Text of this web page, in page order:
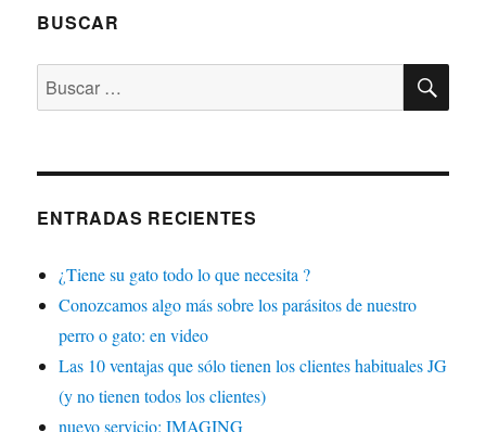
BUSCAR
Buscar
por:
ENTRADAS RECIENTES
¿Tiene su gato todo lo que necesita ?
Conozcamos algo más sobre los parásitos de nuestro
perro o gato: en video
Las 10 ventajas que sólo tienen los clientes habituales JG
(y no tienen todos los clientes)
nuevo servicio: IMAGING